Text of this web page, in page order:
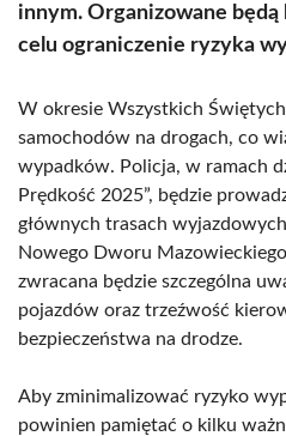
innym. Organizowane
celu ograniczenie ryzyka
W okresie Wszystkich
samochodów na drogach, co
wypadków. Policja, w ramach
Prędkość 2025”, będzie
głównych trasach
Nowego Dworu
zwracana będzie szczególna
pojazdów oraz trzeźwość
bezpieczeństwa na drodze.
Aby zminimalizować ryzyko
powinien pamiętać o kilku